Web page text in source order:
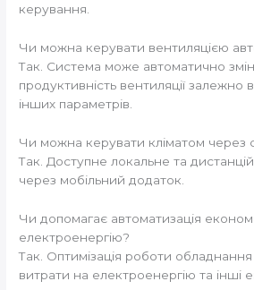
керування.
Чи можна керувати вентиляцією
Так. Система може автоматично
продуктивність вентиляції залежно
інших параметрів.
Чи можна керувати кліматом через
Так. Доступне локальне та
через мобільний додаток.
Чи допомагає автоматизація
електроенергію?
Так. Оптимізація роботи
витрати на електроенергію та інші